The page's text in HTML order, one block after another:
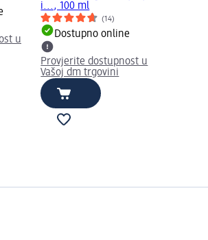
u
i..., 100 ml
(14)
Dostupno online
Provjerite dostupnost u
Vašoj dm trgovini